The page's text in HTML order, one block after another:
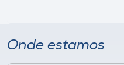
Onde estamos